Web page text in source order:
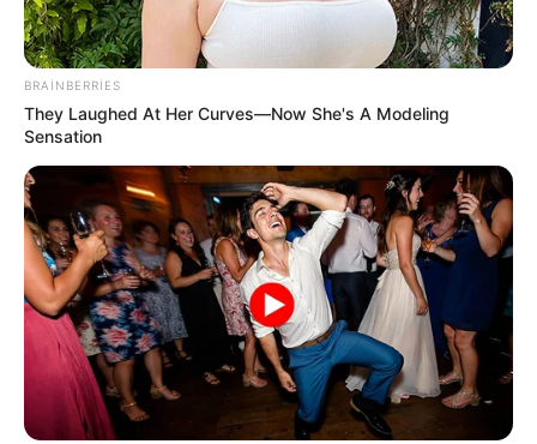
18:34 / 06 Avqust 2026 CƏMİYYƏT
Əslində, Rəşad müəllim bir el məsəlində
deyildiyi kimi: "Quşu gözündən
vurmuşdu"
47 0
BRAINBERRIES
They Laughed At Her Curves—Now She's A Modeling
Sensation